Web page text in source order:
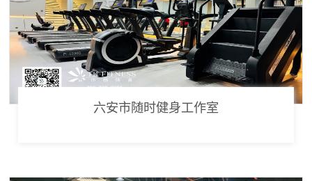
六安市随时健身工作室